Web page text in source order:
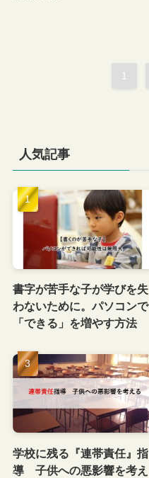
1
人気記事
書字が苦手な子が学びを失
わないために。パソコンで
「できる」を増やす方法
学校に残る『連帯責任』指
導 子供への悪影響を考え